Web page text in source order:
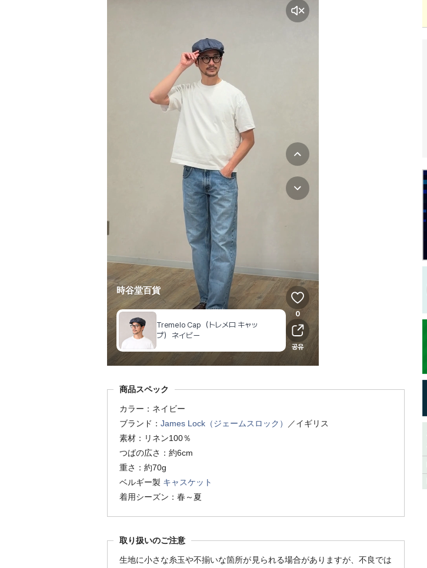
商品スペック
カラー：ネイビー
ブランド： James Lock（ジェームスロック）
／イギリス
素材：リネン100％
つばの広さ：約6cm
重さ：約70g
ベルギー製 キャスケット
着用シーズン：春～夏
取り扱いのご注意
生地に小さな糸玉や不揃いな箇所が見られる場合がありますが、不良では